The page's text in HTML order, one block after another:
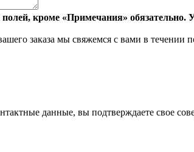
полей, кроме «Примечания»
заказа мы свяжемся с вами в течении
данные, вы подтверждаете свое